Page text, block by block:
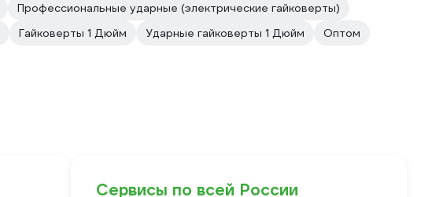
Профессиональные ударные (электрические гайковерты)
Гайковерты 1 Дюйм Ударные гайковерты 1 Дюйм Оптом
Сервисы по всей России